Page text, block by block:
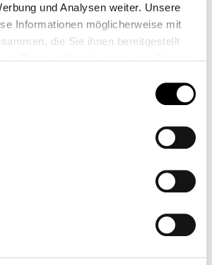
und Analysen weiter. Unsere
Informationen möglicherweise mit
die Sie ihnen bereitgestellt